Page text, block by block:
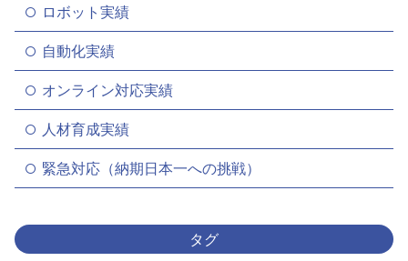
ロボット実績
自動化実績
オンライン対応実績
人材育成実績
緊急対応（納期日本一への挑戦）
タグ